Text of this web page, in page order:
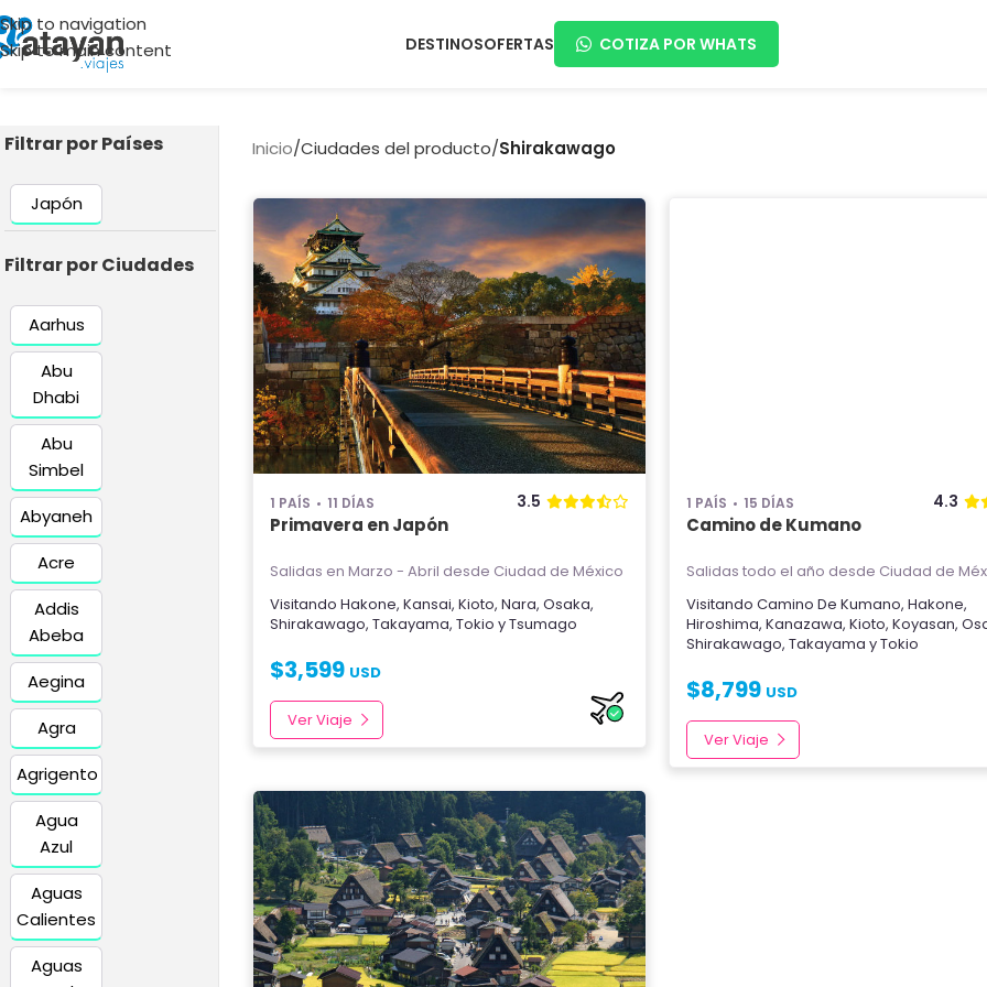
Skip to navigation
Skip to main content
DESTINOSOFERTAS COTIZA POR WHATS
Filtrar por Países
Japón
Filtrar por Ciudades
Aarhus
Abu
Dhabi
Abu
Simbel
Abyaneh
Acre
Addis
Abeba
Aegina
Agra
Agrigento
Agua
Azul
Aguas
Calientes
Aguas
Inicio/Ciudades del producto/Shirakawago
1 PAÍS 11 DÍAS 3.5
Primavera en Japón
Salidas en Marzo - Abril desde Ciudad de México
Visitando Hakone, Kansai, Kioto, Nara, Osaka,
Shirakawago, Takayama, Tokio yTsumago
$3,599 USD
Ver Viaje
1 PAÍS 15 DÍAS 4.3
Camino de Kumano
Salidas todo el año desde Ciudad de
VisitandoCamino De Kumano,Hakone,
Hiroshima,Kanazawa,Kioto,Koyasan,
Shirakawago,Takayama yTokio
$8,799 USD
Ver Viaje